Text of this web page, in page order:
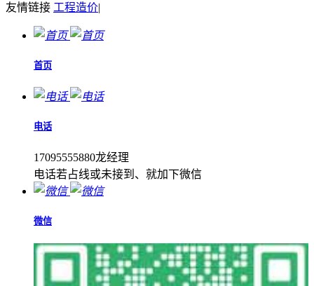
友情链接 工程造价|
首页
电话
17095555880龙经理
电话若占线或未接到、就加下微信
微信